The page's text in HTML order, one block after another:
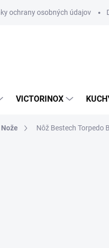
ochrany osobných údajov
VICTORINOX
Nože Nôž Bestech Torpedo